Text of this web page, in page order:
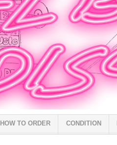
HOW TO ORDER CONDITION